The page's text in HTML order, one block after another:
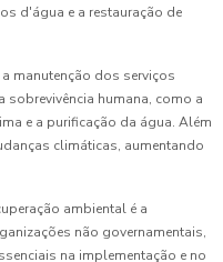
d'água e a restauração de
manutenção dos serviços
sobrevivência humana, como a
e a purificação da água. Além
climáticas, aumentando
ambiental é a
não governamentais,
na implementação e no